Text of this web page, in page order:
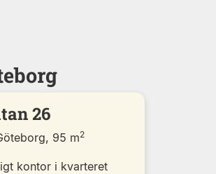
26
95 m2
kontor i kvarteret